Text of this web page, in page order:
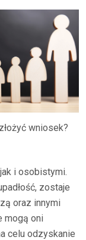
wniosek?
i osobistymi.
zostaje
oraz innymi
mogą oni
celu odzyskanie